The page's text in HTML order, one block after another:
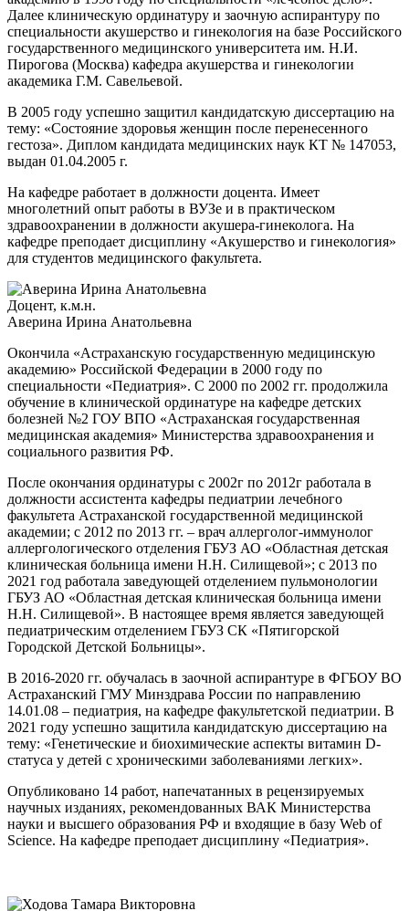
Далее клиническую ординатуру и заочную аспирантуру по
специальности акушерство и гинекология на базе Российского
государственного медицинского университета им. Н.И.
Пирогова (Москва) кафедра акушерства и гинекологии
академика Г.М. Савельевой.
В 2005 году успешно защитил кандидатскую диссертацию на
тему: «Состояние здоровья женщин после перенесенного
гестоза». Диплом кандидата медицинских наук КТ № 147053,
выдан 01.04.2005 г.
На кафедре работает в должности доцента. Имеет
многолетний опыт работы в ВУЗе и в практическом
здравоохранении в должности акушера-гинеколога. На
кафедре преподает дисциплину «Акушерство и гинекология»
для студентов медицинского факультета.
Доцент, к.м.н.
Аверина Ирина Анатольевна
Окончила «Астраханскую государственную медицинскую
академию» Российской Федерации в 2000 году по
специальности «Педиатрия». С 2000 по 2002 гг. продолжила
обучение в клинической ординатуре на кафедре детских
болезней №2 ГОУ ВПО «Астраханская государственная
медицинская академия» Министерства здравоохранения и
социального развития РФ.
После окончания ординатуры с 2002г по 2012г работала в
должности ассистента кафедры педиатрии лечебного
факультета Астраханской государственной медицинской
академии; с 2012 по 2013 гг. – врач аллерголог-иммунолог
аллергологического отделения ГБУЗ АО «Областная детская
клиническая больница имени Н.Н. Силищевой»; с 2013 по
2021 год работала заведующей отделением пульмонологии
ГБУЗ АО «Областная детская клиническая больница имени
Н.Н. Силищевой». В настоящее время является заведующей
педиатрическим отделением ГБУЗ СК «Пятигорской
Городской Детской Больницы».
В 2016-2020 гг. обучалась в заочной аспирантуре в ФГБОУ ВО
Астраханский ГМУ Минздрава России по направлению
14.01.08 – педиатрия, на кафедре факультетской педиатрии. В
2021 году успешно защитила кандидатскую диссертацию на
тему: «Генетические и биохимические аспекты витамин D-
статуса у детей с хроническими заболеваниями легких».
Опубликовано 14 работ, напечатанных в рецензируемых
научных изданиях, рекомендованных ВАК Министерства
науки и высшего образования РФ и входящие в базу Web of
Science. На кафедре преподает дисциплину «Педиатрия».